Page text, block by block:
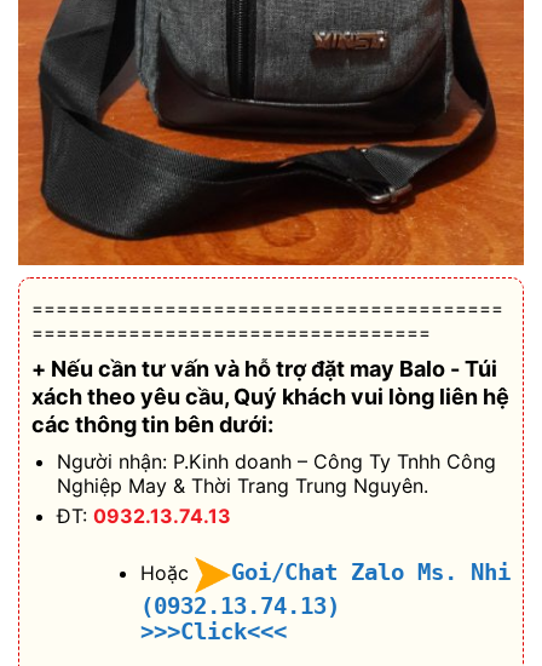
=======================================
=================================
+ Nếu cần tư vấn và hỗ trợđặt may Balo - Túi
xách theo yêu cầu, Quý khách vui lòng liên hệ
các thông tin bên dưới:
Người nhận: P.Kinh doanh – Công Ty Tnhh Công
Nghiệp May & Thời Trang Trung Nguyên.
ĐT: 0932.13.74.13
Hoặc
Goi/Chat Zalo Ms. Nhi
(0932.13.74.13)
>>>Click<<<